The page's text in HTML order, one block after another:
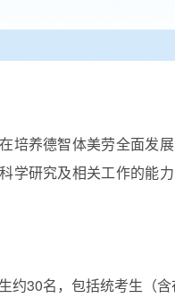
培养德智体美劳全面发
学研究及相关工作的能
约30名，包括统考生（